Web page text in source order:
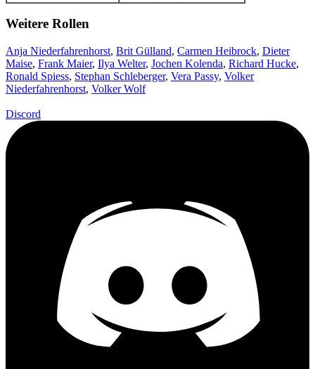
Weitere Rollen
Anja Niederfahrenhorst, Brit Gülland, Carmen Heibrock, Dieter
Maise, Frank Maier, Ilya Welter, Jochen Kolenda, Richard Hucke,
Ronald Spiess, Stephan Schleberger, Vera Passy, Volker
Niederfahrenhorst, Volker Wolf
Discord